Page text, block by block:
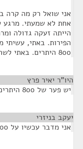
אני שואל רק מה קרה
אחת לא שמעתי. מרגע
הייתה זעקה גדולה
הפירות. באתי, עשיתי
800 היתרים. באתי לשחרר אותם על פי חלוקה שעשינו.
היו"ר יאיר פרץ
יש פער של 800 היתרים שלא חולקו, אדוני השר.
יעקב בניזרי
אני מדבר עכשיו על 800 ההיתרים הנוספים. עשיתי